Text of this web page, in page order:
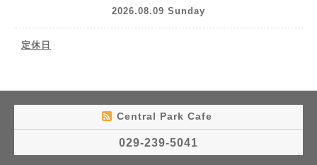
2026.08.09 Sunday
定休日
Central Park Cafe
029-239-5041